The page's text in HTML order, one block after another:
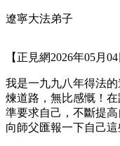
遼寧大法弟子
【正見網2026年05月04
我是一九九八年得法
煉道路，無比感慨！
準要求自己，不斷提
向師父匯報一下自己這